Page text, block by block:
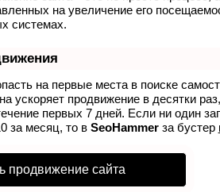
на увеличение его
системах.
на первые места в поиске
ускоряет продвижение в десятки
первых 7 дней. Если ни один
за месяц, то в SeoHammerза бустер
продвижение сайта